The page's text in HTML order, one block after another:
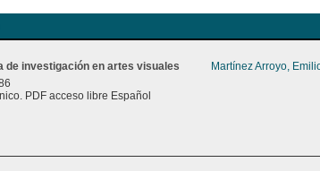
de investigación en artes visuales
PDF acceso libre Español
Martínez Arroyo,